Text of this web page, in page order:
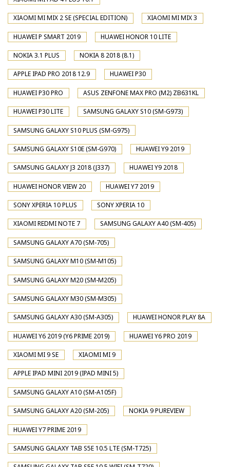
XIAOMI MI MIX 2 SE (SPECIAL EDITION) XIAOMI MI MIX 3
HUAWEI P SMART 2019 HUAWEI HONOR 10 LITE
NOKIA 3.1 PLUS NOKIA 8 2018 (8.1)
APPLE IPAD PRO 2018 12.9 HUAWEI P30
HUAWEI P30 PRO ASUS ZENFONE MAX PRO (M2) ZB631KL
HUAWEI P30 LITE SAMSUNG GALAXY S10 (SM-G973)
SAMSUNG GALAXY S10 PLUS (SM-G975)
SAMSUNG GALAXY S10E (SM-G970) HUAWEI Y9 2019
SAMSUNG GALAXY J3 2018 (J337) HUAWEI Y9 2018
HUAWEI HONOR VIEW 20 HUAWEI Y7 2019
SONY XPERIA 10 PLUS SONY XPERIA 10
XIAOMI REDMI NOTE 7 SAMSUNG GALAXY A40 (SM-405)
SAMSUNG GALAXY A70 (SM-705)
SAMSUNG GALAXY M10 (SM-M105)
SAMSUNG GALAXY M20 (SM-M205)
SAMSUNG GALAXY M30 (SM-M305)
SAMSUNG GALAXY A30 (SM-A305) HUAWEI HONOR PLAY 8A
HUAWEI Y6 2019 (Y6 PRIME 2019) HUAWEI Y6 PRO 2019
XIAOMI MI 9 SE XIAOMI MI 9
APPLE IPAD MINI 2019 (IPAD MINI 5)
SAMSUNG GALAXY A10 (SM-A105F)
SAMSUNG GALAXY A20 (SM-205) NOKIA 9 PUREVIEW
HUAWEI Y7 PRIME 2019
SAMSUNG GALAXY TAB S5E 10.5 LTE (SM-T725)